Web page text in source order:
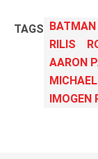
TAGS BATMAN
RILIS
AARON
IMOGEN